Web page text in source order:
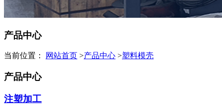
产品中心
当前位置： 网站首页 >产品中心 >塑料模壳
产品中心
注塑加工